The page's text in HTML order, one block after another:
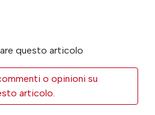
questo articolo
o opinioni su
articolo.